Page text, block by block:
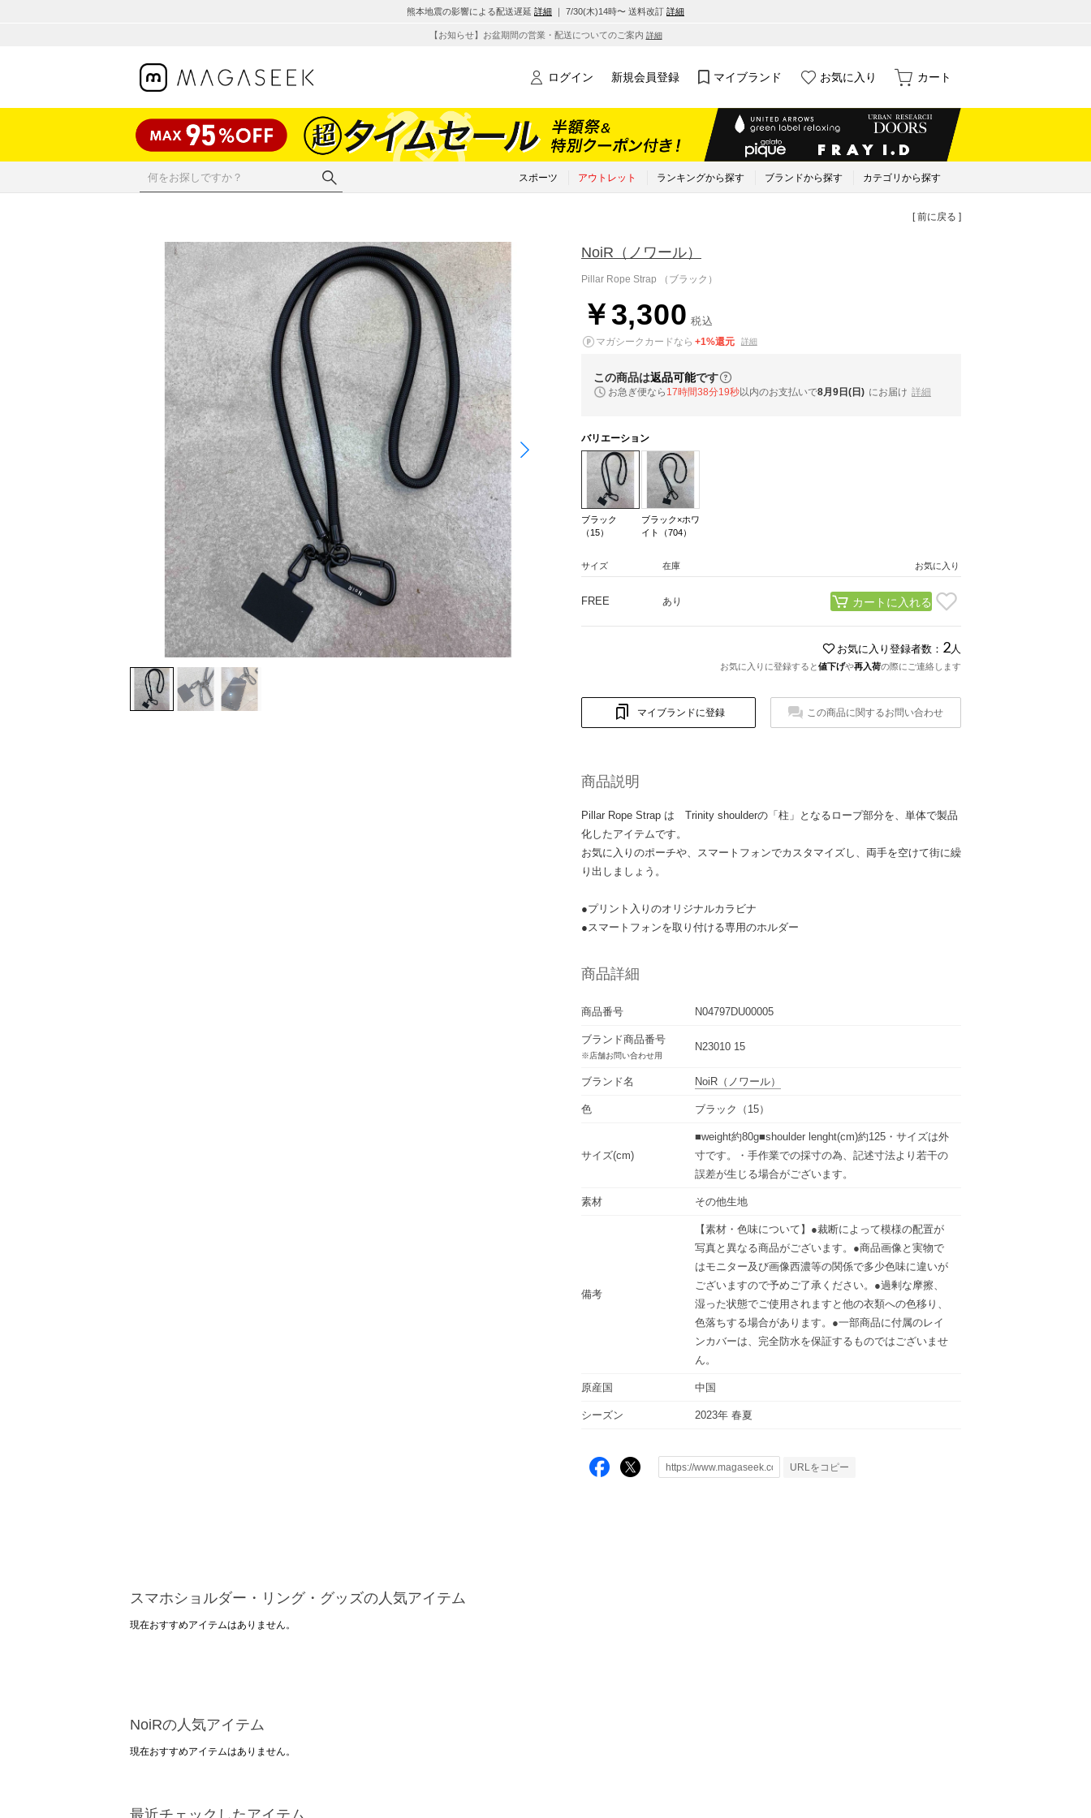
熊本地震の影響による配送遅延 詳細 ｜ 7/30(木)14時〜 送料改訂 詳細
【お知らせ】お盆期間の営業・配送についてのご案内 詳細
ログイン 新規会員登録 マイブランド お気に入り カート
スポーツ アウトレット ランキングから探す ブランドから探す カテゴリから探す
[ 前に戻る ]
NoiR （ノワール）
Pillar Rope Strap （ブラック）
￥3,300 税込
マガシークカードなら +1%還元 詳細
この商品は返品可能です
お急ぎ便なら 17時間38分18秒以内のお支払いで8月9日(日) にお届け 詳細
バリエーション
ブラック
（15）
ブラック×ホワ
イト（704）
サイズ 在庫 お気に入り
FREE あり カートに入れる
お気に入り登録者数： 2 人
お気に入りに登録すると値下げや再入荷の際にご連絡します
マイブランドに登録 この商品に関するお問い合わせ
商品説明
Pillar Rope Strap は Trinity shoulderの「柱」となるロープ部分を、単体で製品
化したアイテムです。
お気に入りのポーチや、スマートフォンでカスタマイズし、両手を空けて街に繰
り出しましょう。
●プリント入りのオリジナルカラビナ
●スマートフォンを取り付ける専用のホルダー
商品詳細
商品番号 N04797DU00005
ブランド商品番号
※店舗お問い合わせ用
N23010 15
ブランド名 NoiR （ノワール）
色 ブラック（15）
サイズ(cm)
■weight約80g■shoulder lenght(cm)約125・サイズは外
寸です。・手作業での採寸の為、記述寸法より若干の
誤差が生じる場合がございます。
素材 その他生地
備考
【素材・色味について】●裁断によって模様の配置が
写真と異なる商品がございます。●商品画像と実物で
はモニター及び画像西濃等の関係で多少色味に違いが
ございますので予めご了承ください。●過剰な摩擦、
湿った状態でご使用されますと他の衣類への色移り、
色落ちする場合があります。●一部商品に付属のレイ
ンカバーは、完全防水を保証するものではございませ
ん。
原産国 中国
シーズン 2023年 春夏
URLをコピー
スマホショルダー・リング・グッズの人気アイテム
現在おすすめアイテムはありません。
NoiRの人気アイテム
現在おすすめアイテムはありません。
最近チェックしたアイテム